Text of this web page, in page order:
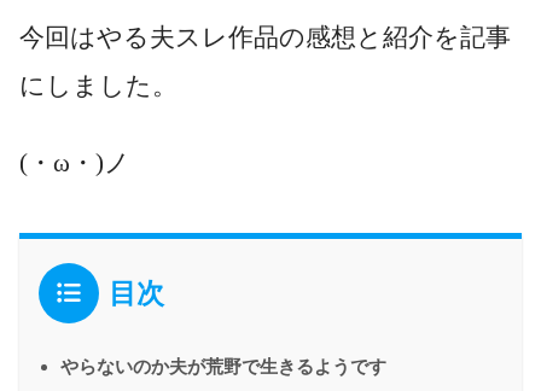
今回はやる夫スレ作品の感想と紹介を記事
にしました。
(・ω・)ノ
目次
やらないのか夫が荒野で生きるようです